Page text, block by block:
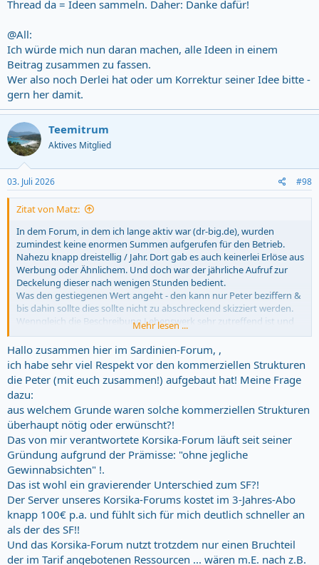
Thread da = Ideen sammeln. Daher: Danke dafür!
@All:
Ich würde mich nun daran machen, alle Ideen in einem
Beitrag zusammen zu fassen.
Wer also noch Derlei hat oder um Korrektur seiner Idee bitte -
gern her damit.
Teemitrum
Aktives Mitglied
03. Juli 2026 #98
Zitat von Matz:
In dem Forum, in dem ich lange aktiv war (dr-big.de), wurden
zumindest keine enormen Summen aufgerufen für den Betrieb.
Nahezu knapp dreistellig / Jahr. Dort gab es auch keinerlei Erlöse aus
Werbung oder Ähnlichem. Und doch war der jährliche Aufruf zur
Deckelung dieser nach wenigen Stunden bedient.
Was den gestiegenen Wert angeht - den kann nur Peter beziffern &
bis dahin sollte dies sollte nicht zu abschreckend skizziert werden.
Wenngleich die Beschreibung Lebenswerk sehr zutreffend ist und
niemand, besonders nicht Peter etwas verschenken sollte!
Bei der Zeit steht und fällt der Aufwand, meiner Meinung nach,
durch das Moderatorenteam - welchem durch Automation
bestimmt etwas Arbeit abgenommen werden kann.
Mehr lesen ...
Hallo zusammen hier im Sardinien-Forum, ,
ich habe sehr viel Respekt vor den kommerziellen Strukturen
die Peter (mit euch zusammen!) aufgebaut hat! Meine Frage
dazu:
aus welchem Grunde waren solche kommerziellen Strukturen
überhaupt nötig oder erwünscht?!
Das von mir verantwortete Korsika-Forum läuft seit seiner
Gründung aufgrund der Prämisse: "ohne jegliche
Gewinnabsichten" !.
Das ist wohl ein gravierender Unterschied zum SF?!
Der Server unseres Korsika-Forums kostet im 3-Jahres-Abo
knapp 100€ p.a. und fühlt sich für mich deutlich schneller an
als der des SF!!
Und das Korsika-Forum nutzt trotzdem nur einen Bruchteil
der im Tarif angebotenen Ressourcen ... wären m.E. nach z.B.